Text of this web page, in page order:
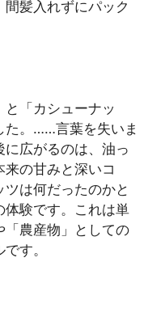
髪入れずにパック
「カシューナッ
た。……言葉を失いま
に広がるのは、油っ
の甘みと深いコ
は何だったのかと
体験です。これは単
「農産物」としての
す。